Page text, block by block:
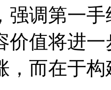
强调第一
价值将进
，而在于